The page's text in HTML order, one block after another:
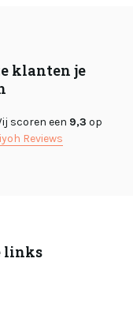
klanten je
scoren een 9,3 op
Reviews
links